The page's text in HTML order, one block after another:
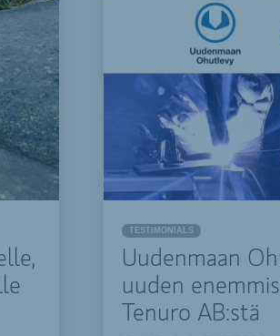
TESTIMONIALS
Uudenmaan
uuden
Tenuro AB:stä